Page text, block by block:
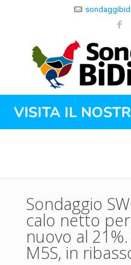
Sondaggio
calo netto per
nuovo al
M5S, in